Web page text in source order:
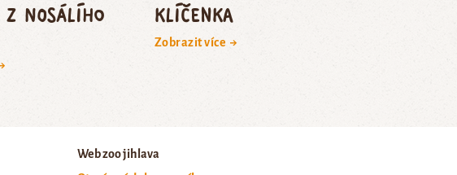
z nosálího
Klíčenka
Zobrazit více →
Web zoo jihlava